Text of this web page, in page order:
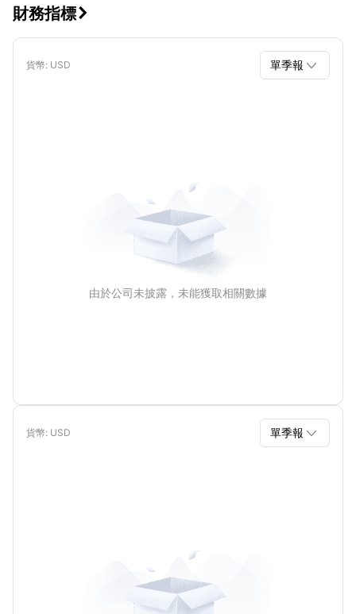
財務指標
貨幣: USD 單季報 
由於公司未披露，未能獲取相關數據
貨幣: USD 單季報 